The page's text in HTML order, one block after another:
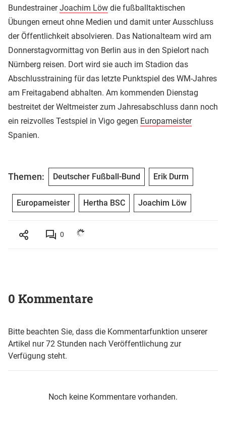
BundestrainerJoachim Löw die fußballtaktischen
Übungen erneut ohne Medien und damit unter Ausschluss
der Öffentlichkeit absolvieren. Das Nationalteam wird am
Donnerstagvormittag von Berlin aus in den Spielort nach
Nürnberg reisen. Dort wird sie auch im Stadion das
Abschlusstraining für das letzte Punktspiel des WM-Jahres
am Freitagabend abhalten. Am kommenden Dienstag
bestreitet der Weltmeister zum Jahresabschluss dann noch
ein reizvolles Testspiel in Vigo gegen Europameister
Spanien.
Themen: Deutscher Fußball-Bund Erik Durm
Europameister Hertha BSC Joachim Löw
0
0 Kommentare
Bitte beachten Sie, dass die Kommentarfunktion unserer
Artikel nur 72 Stunden nach Veröffentlichung zur
Verfügung steht.
Noch keine Kommentare vorhanden.